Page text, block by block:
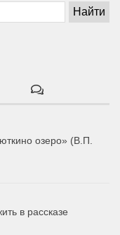
озеро» (В.П.
в рассказе